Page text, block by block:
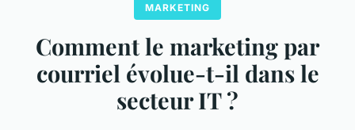
MARKETING
Comment le marketing par
courriel évolue-t-il dans le
secteur IT ?